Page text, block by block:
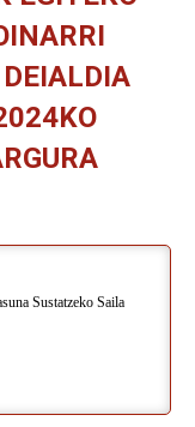
Sustatzeko Saila